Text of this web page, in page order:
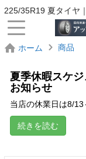
225/35R19 夏タイヤ
ホーム 商品
夏季休暇スケ
お知らせ
当店の休業日は8/
続きを読む